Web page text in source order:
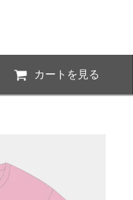
カートを見る